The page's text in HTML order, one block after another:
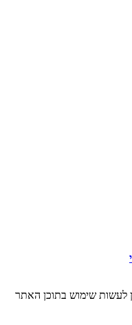
אין לעשות שימוש בתוכן האתר